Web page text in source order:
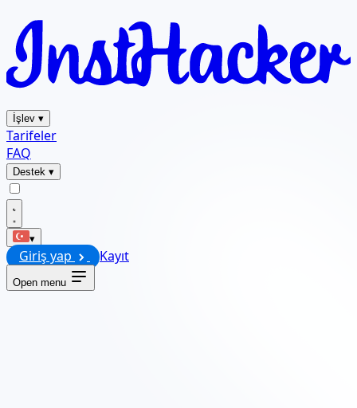
İşlev ▾
Tarifeler
FAQ
Destek ▾
▾
Giriş yap Kayıt
Open menu